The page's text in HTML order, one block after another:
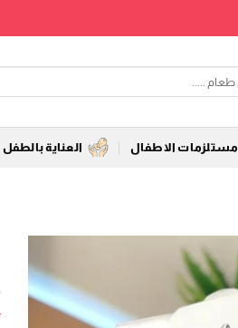
مستلزمات الاطفال العناية بالطفل